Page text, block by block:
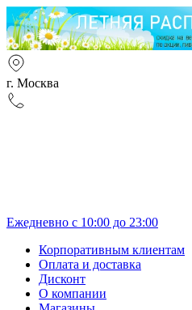
г. Москва
Ежедневно с 10:00 до 23:00
Корпоративным клиентам
Оплата и доставка
Дисконт
О компании